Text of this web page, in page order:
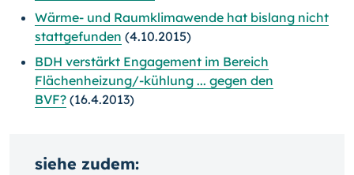
Wärme- und Raumklimawende hat bislang nicht
stattgefunden (4.10.2015)
BDH verstärkt Engagement im Bereich
Flächenheizung/-kühlung ... gegen den
BVF? (16.4.2013)
siehe zudem: